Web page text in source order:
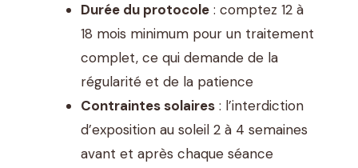
Durée du protocole : comptez 12 à
18 mois minimum pour un traitement
complet, ce qui demande de la
régularité et de la patience
Contraintes solaires : l’interdiction
d’exposition au soleil 2 à 4 semaines
avant et après chaque séance